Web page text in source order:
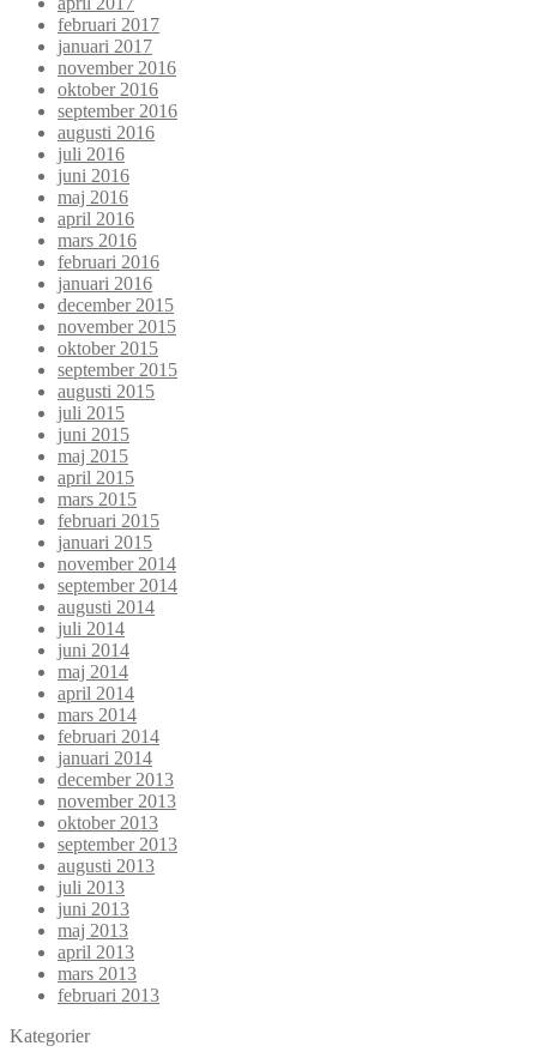
februari 2017
januari 2017
november 2016
oktober 2016
september 2016
augusti 2016
juli 2016
juni 2016
maj 2016
april 2016
mars 2016
februari 2016
januari 2016
december 2015
november 2015
oktober 2015
september 2015
augusti 2015
juli 2015
juni 2015
maj 2015
april 2015
mars 2015
februari 2015
januari 2015
november 2014
september 2014
augusti 2014
juli 2014
juni 2014
maj 2014
april 2014
mars 2014
februari 2014
januari 2014
december 2013
november 2013
oktober 2013
september 2013
augusti 2013
juli 2013
juni 2013
maj 2013
april 2013
mars 2013
februari 2013
Kategorier